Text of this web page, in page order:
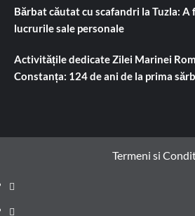
Bărbat căutat cu scafandri la Tuzla: A
lucrurile sale personale
Activitățile dedicate Zilei Marinei
Constanța: 124 de ani de la prima
Termeni si
Prima
pagină
Știri